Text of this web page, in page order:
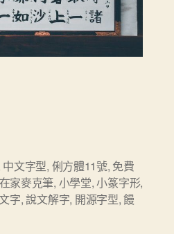
中文字型, 俐方體11號, 免費
家麥克筆, 小學堂,小篆字形,
字,說文解字, 開源字型,饅